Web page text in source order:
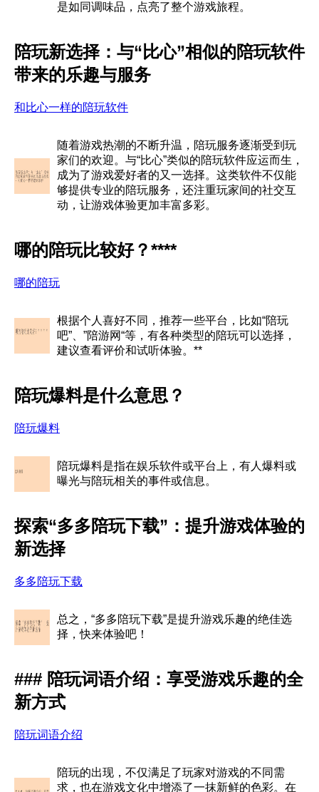
是如同调味品，点亮了整个游戏旅程。
陪玩新选择：与“比心”相似的陪玩软件
带来的乐趣与服务
和比心一样的陪玩软件
随着游戏热潮的不断升温，陪玩服务逐渐受到玩
家们的欢迎。与“比心”类似的陪玩软件应运而生，
成为了游戏爱好者的又一选择。这类软件不仅能
够提供专业的陪玩服务，还注重玩家间的社交互
动，让游戏体验更加丰富多彩。
哪的陪玩比较好？****
哪的陪玩
根据个人喜好不同，推荐一些平台，比如“陪玩
吧”、”陪游网“等，有各种类型的陪玩可以选择，
建议查看评价和试听体验。**
陪玩爆料是什么意思？
陪玩爆料
陪玩爆料是指在娱乐软件或平台上，有人爆料或
曝光与陪玩相关的事件或信息。
探索“多多陪玩下载”：提升游戏体验的
新选择
多多陪玩下载
总之，“多多陪玩下载”是提升游戏乐趣的绝佳选
择，快来体验吧！
### 陪玩词语介绍：享受游戏乐趣的全
新方式
陪玩词语介绍
陪玩的出现，不仅满足了玩家对游戏的不同需
求，也在游戏文化中增添了一抹新鲜的色彩。在